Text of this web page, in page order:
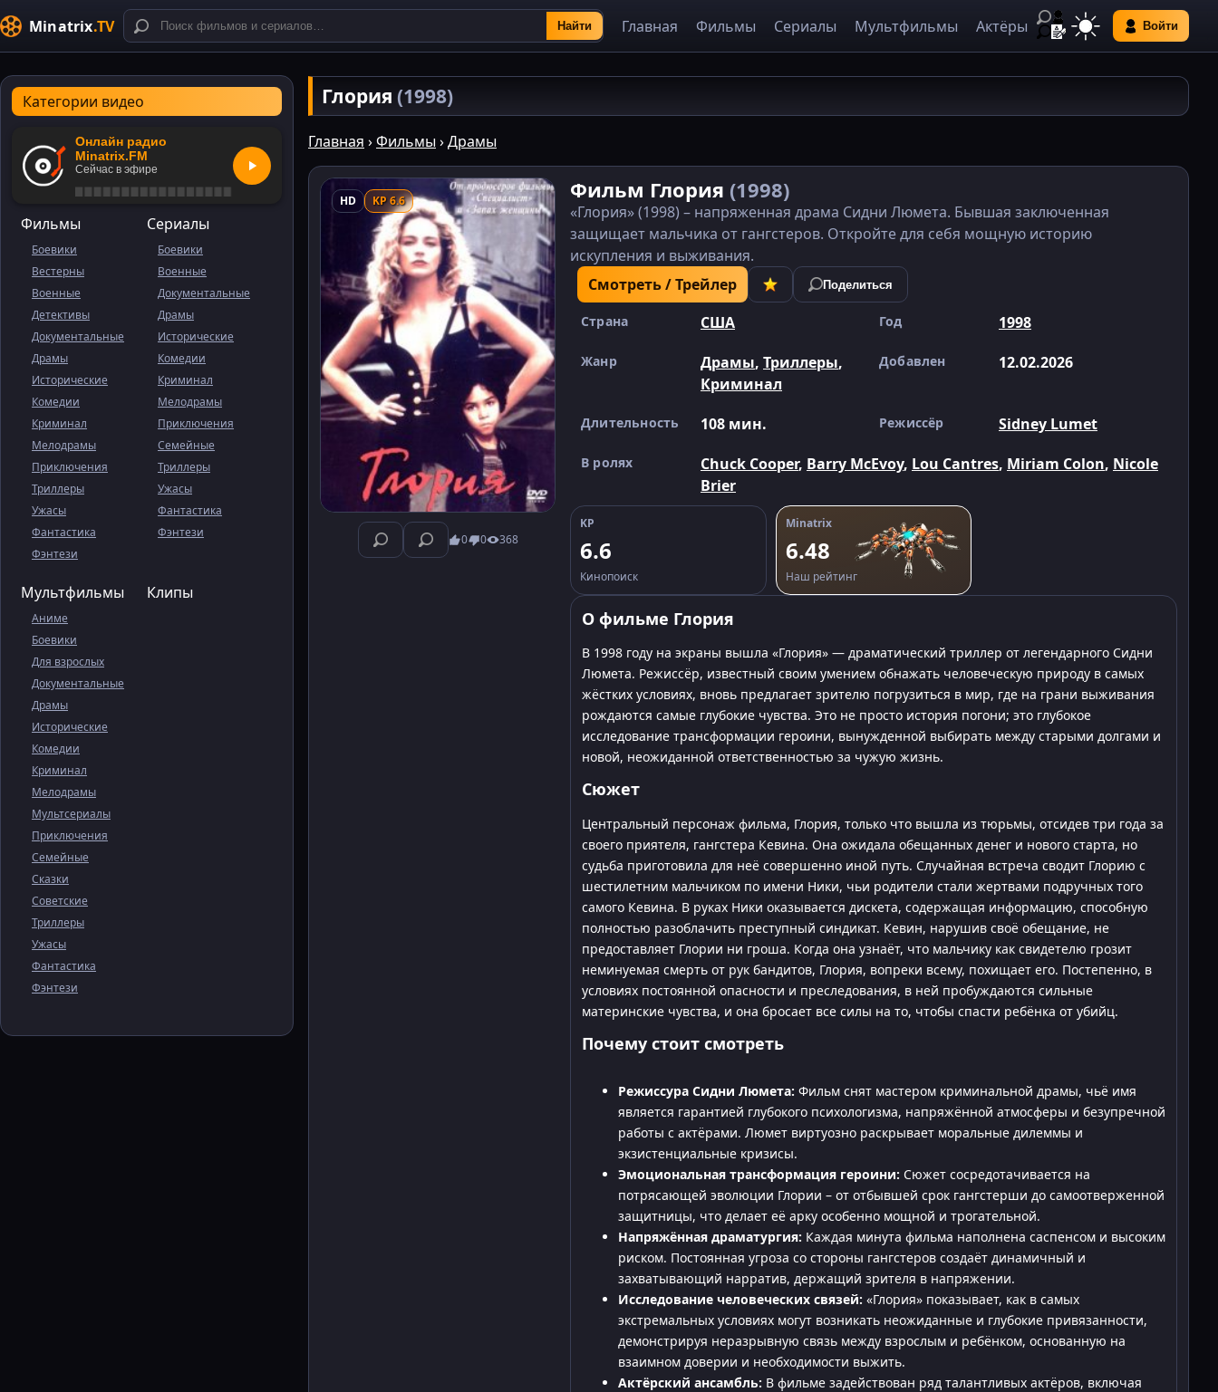
Minatrix.TV Найти Главная Фильмы Сериалы Мультфильмы Актёры Войти
Категории видео
Онлайн радио
Minatrix.FM
Сейчас в эфире
Фильмы
Боевики
Вестерны
Военные
Детективы
Документальные
Драмы
Исторические
Комедии
Криминал
Мелодрамы
Приключения
Триллеры
Ужасы
Фантастика
Фэнтези
Сериалы
Боевики
Военные
Документальные
Драмы
Исторические
Комедии
Криминал
Мелодрамы
Приключения
Семейные
Триллеры
Ужасы
Фантастика
Фэнтези
Мультфильмы
Аниме
Боевики
Для взрослых
Документальные
Драмы
Исторические
Комедии
Криминал
Мелодрамы
Мультсериалы
Приключения
Семейные
Сказки
Советские
Триллеры
Ужасы
Фантастика
Фэнтези
Клипы
Глория (1998)
Главная ›Фильмы ›Драмы
HD KP 6.6
0 0 368
Фильм Глория (1998)
«Глория» (1998) – напряженная драма Сидни Люмета. Бывшая заключенная
защищает мальчика от гангстеров. Откройте для себя мощную историю
искупления и выживания.
Смотреть / Трейлер
Поделиться
Страна США Год 1998
Жанр Драмы, Триллеры,
Криминал
Добавлен 12.02.2026
Длительность 108 мин. Режиссёр Sidney Lumet
В ролях Chuck Cooper, Barry McEvoy, Lou Cantres, Miriam Colon, Nicole
Brier
KP
6.6
Кинопоиск
Minatrix
6.48
Наш рейтинг
О фильме Глория
В 1998 году на экраны вышла «Глория» — драматический триллер от легендарного Сидни
Люмета. Режиссёр, известный своим умением обнажать человеческую природу в самых
жёстких условиях, вновь предлагает зрителю погрузиться в мир, где на грани выживания
рождаются самые глубокие чувства. Это не просто история погони; это глубокое
исследование трансформации героини, вынужденной выбирать между старыми долгами и
новой, неожиданной ответственностью за чужую жизнь.
Сюжет
Центральный персонаж фильма, Глория, только что вышла из тюрьмы, отсидев три года за
своего приятеля, гангстера Кевина. Она ожидала обещанных денег и нового старта, но
судьба приготовила для неё совершенно иной путь. Случайная встреча сводит Глорию с
шестилетним мальчиком по имени Ники, чьи родители стали жертвами подручных того
самого Кевина. В руках Ники оказывается дискета, содержащая информацию, способную
полностью разоблачить преступный синдикат. Кевин, нарушив своё обещание, не
предоставляет Глории ни гроша. Когда она узнаёт, что мальчику как свидетелю грозит
неминуемая смерть от рук бандитов, Глория, вопреки всему, похищает его. Постепенно, в
условиях постоянной опасности и преследования, в ней пробуждаются сильные
материнские чувства, и она бросает все силы на то, чтобы спасти ребёнка от убийц.
Почему стоит смотреть
Режиссура Сидни Люмета: Фильм снят мастером криминальной драмы, чьё имя
является гарантией глубокого психологизма, напряжённой атмосферы и безупречной
работы с актёрами. Люмет виртуозно раскрывает моральные дилеммы и
экзистенциальные кризисы.
Эмоциональная трансформация героини: Сюжет сосредотачивается на
потрясающей эволюции Глории – от отбывшей срок гангстерши до самоотверженной
защитницы, что делает её арку особенно мощной и трогательной.
Напряжённая драматургия: Каждая минута фильма наполнена саспенсом и высоким
риском. Постоянная угроза со стороны гангстеров создаёт динамичный и
захватывающий нарратив, держащий зрителя в напряжении.
Исследование человеческих связей: «Глория» показывает, как в самых
экстремальных условиях могут возникать неожиданные и глубокие привязанности,
демонстрируя неразрывную связь между взрослым и ребёнком, основанную на
взаимном доверии и необходимости выжить.
Актёрский ансамбль: В фильме задействован ряд талантливых актёров, включая